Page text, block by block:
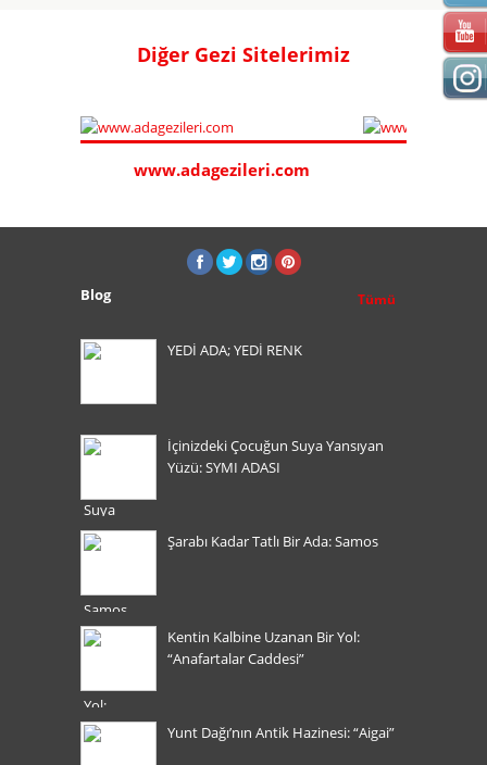
Diğer Gezi Sitelerimiz
www.sakizturu.com
Blog Tümü
YEDİ ADA; YEDİ RENK
İçinizdeki Çocuğun Suya Yansıyan
Yüzü: SYMI ADASI
Şarabı Kadar Tatlı Bir Ada: Samos
Kentin Kalbine Uzanan Bir Yol:
“Anafartalar Caddesi”
Yunt Dağı’nın Antik Hazinesi: “Aigai”